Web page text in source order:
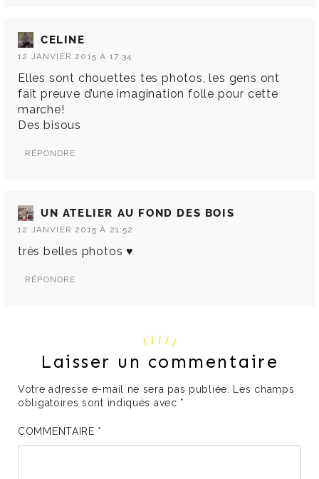
CELINE
12 JANVIER 2015 À 17:34
Elles sont chouettes tes photos, les gens ont
fait preuve d’une imagination folle pour cette
marche!
Des bisous
RÉPONDRE
UN ATELIER AU FOND DES BOIS
12 JANVIER 2015 À 21:52
très belles photos ♥
RÉPONDRE
Laisser un commentaire
Votre adresse e-mail ne sera pas publiée. Les champs
obligatoires sont indiqués avec *
COMMENTAIRE *